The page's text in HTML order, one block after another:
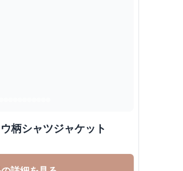
柄シャツジャケット